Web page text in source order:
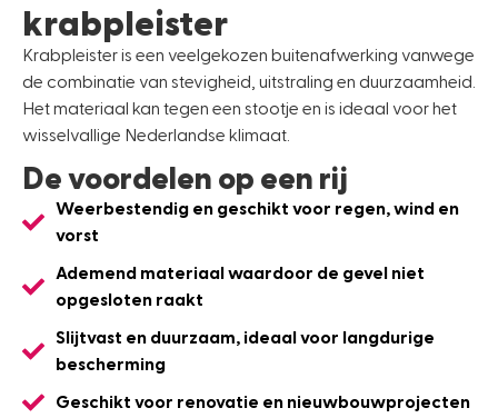
krabpleister
Krabpleister is een veelgekozen buitenafwerking vanwege
de combinatie van stevigheid, uitstraling en duurzaamheid.
Het materiaal kan tegen een stootje en is ideaal voor het
wisselvallige Nederlandse klimaat.
De voordelen op een rij
Weerbestendig en geschikt voor regen, wind en
vorst
Ademend materiaal waardoor de gevel niet
opgesloten raakt
Slijtvast en duurzaam, ideaal voor langdurige
bescherming
Geschikt voor renovatie en nieuwbouwprojecten